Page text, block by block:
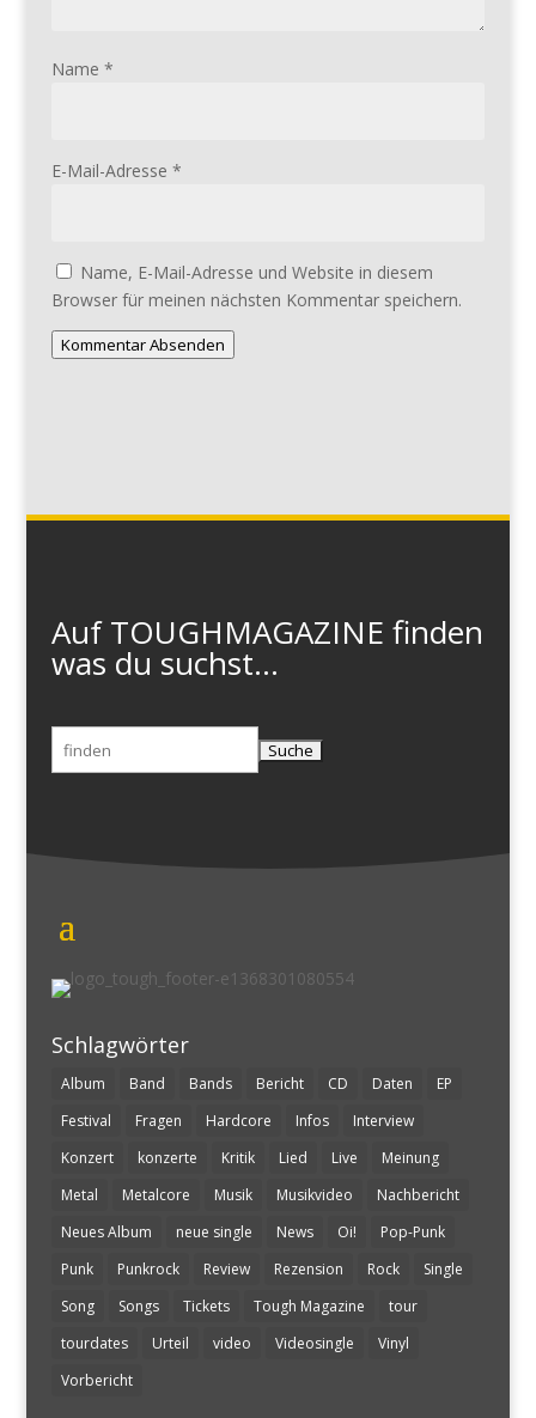
Name *
E-Mail-Adresse *
Name, E-Mail-Adresse und Website in diesem
Browser für meinen nächsten Kommentar speichern.
Kommentar Absenden
Auf TOUGHMAGAZINE finden
was du suchst...
Suchen
nach:
Schlagwörter
Album Band Bands Bericht CD Daten
EP
Festival
Fragen Hardcore Infos
Interview
Konzert
konzerte Kritik Lied Live
Meinung
Metal
Metalcore Musik Musikvideo
Nachbericht
Neues Album
neue single News Oi!
Pop-Punk
Punk
Punkrock Review Rezension Rock
Single
Song
Songs Tickets Tough Magazine
tour
tourdates
Urteil video Videosingle
Vinyl
Vorbericht